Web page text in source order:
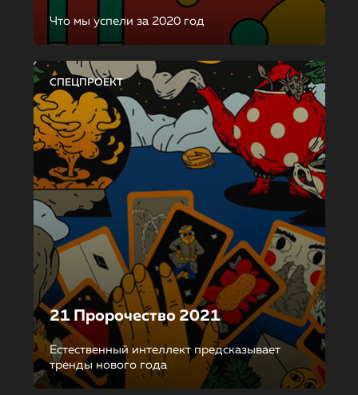
Что мы успели за 2020 год
СПЕЦПРОЕКТ
21 Пророчество 2021
Естественный интеллект предсказывает
тренды нового года